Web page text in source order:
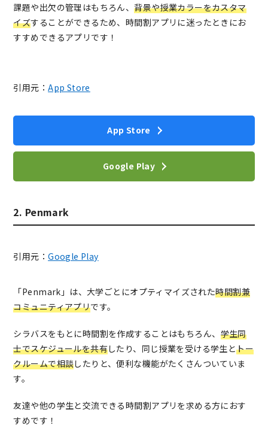
課題や出欠の管理はもちろん、背景や授業カラーをカスタマ
イズすることができるため、時間割アプリに迷ったときにお
すすめできるアプリです！
引用元：App Store
App Store
Google Play
2. Penmark
引用元：Google Play
「Penmark」は、大学ごとにオプティマイズされた時間割兼
コミュニティアプリです。
シラバスをもとに時間割を作成することはもちろん、 学生同
士でスケジュールを共有したり、同じ授業を受ける学生とトー
クルームで相談したりと、便利な機能がたくさんついていま
す。
友達や他の学生と交流できる時間割アプリを求める方におす
すめです！